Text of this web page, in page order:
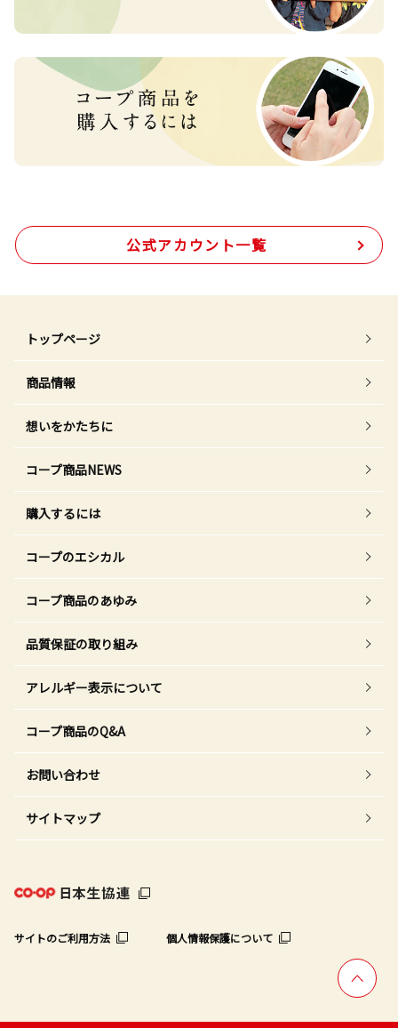
公式アカウント一覧
トップページ
商品情報
想いをかたちに
コープ商品NEWS
購入するには
コープのエシカル
コープ商品のあゆみ
品質保証の取り組み
アレルギー表示について
コープ商品のQ&A
お問い合わせ
サイトマップ
サイトのご利用方法 個人情報保護について